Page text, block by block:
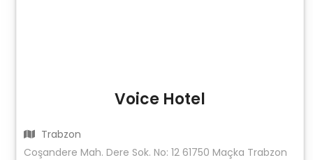
Voice Hotel
Trabzon
Coşandere Mah. Dere Sok. No: 12 61750 Maçka Trabzon